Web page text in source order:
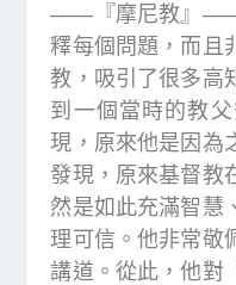
——『摩尼教』——
釋每個問題，而且
教，吸引了很多高
到一個當時的教
現，原來他是因為
發現，原來基督教
然是如此充滿智慧
理可信。他非常敬
講道。從此，他對